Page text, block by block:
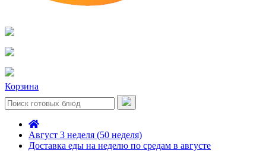
Корзина
Август 3 неделя (50 неделя)
Доставка еды на неделю по средам в августе